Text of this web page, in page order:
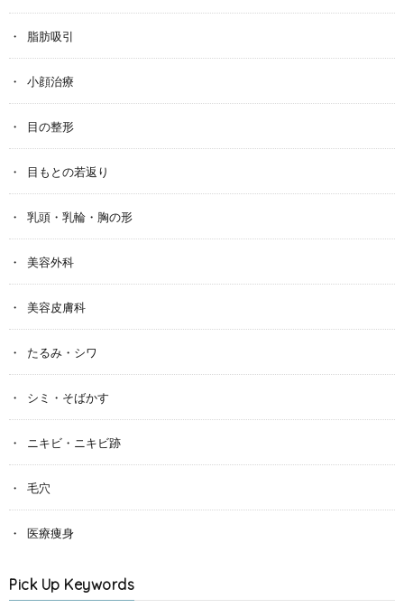
脂肪吸引
小顔治療
目の整形
目もとの若返り
乳頭・乳輪・胸の形
美容外科
美容皮膚科
たるみ・シワ
シミ・そばかす
ニキビ・ニキビ跡
毛穴
医療痩身
Pick Up Keywords